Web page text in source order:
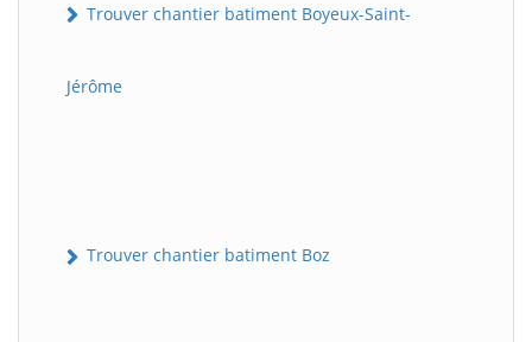
Trouver chantier batiment Boyeux-Saint-
Jérôme
Trouver chantier batiment Boz